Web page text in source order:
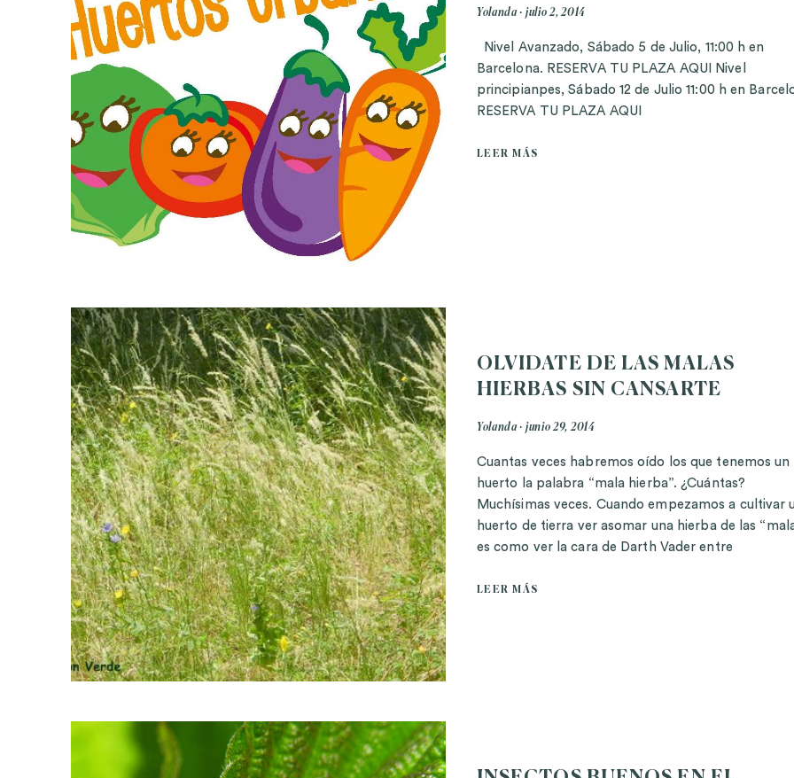
Yolanda julio 2, 2014
Nivel Avanzado, Sábado 5 de Julio, 11:00 h en
Barcelona. RESERVA TU PLAZA AQUI Nivel
principianpes, Sábado 12 de Julio 11:00 h en
RESERVA TU PLAZA AQUI
LEER MÁS
OLVIDATE DE LAS MALAS
HIERBAS SIN CANSARTE
Yolanda junio 29, 2014
Cuantas veces habremos oído los que tenemos un
huerto la palabra “mala hierba”. ¿Cuántas?
Muchísimas veces. Cuando empezamos a cultivar
huerto de tierra ver asomar una hierba de las
es como ver la cara de Darth Vader entre
LEER MÁS